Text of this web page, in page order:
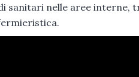
sanitari nelle aree interne,